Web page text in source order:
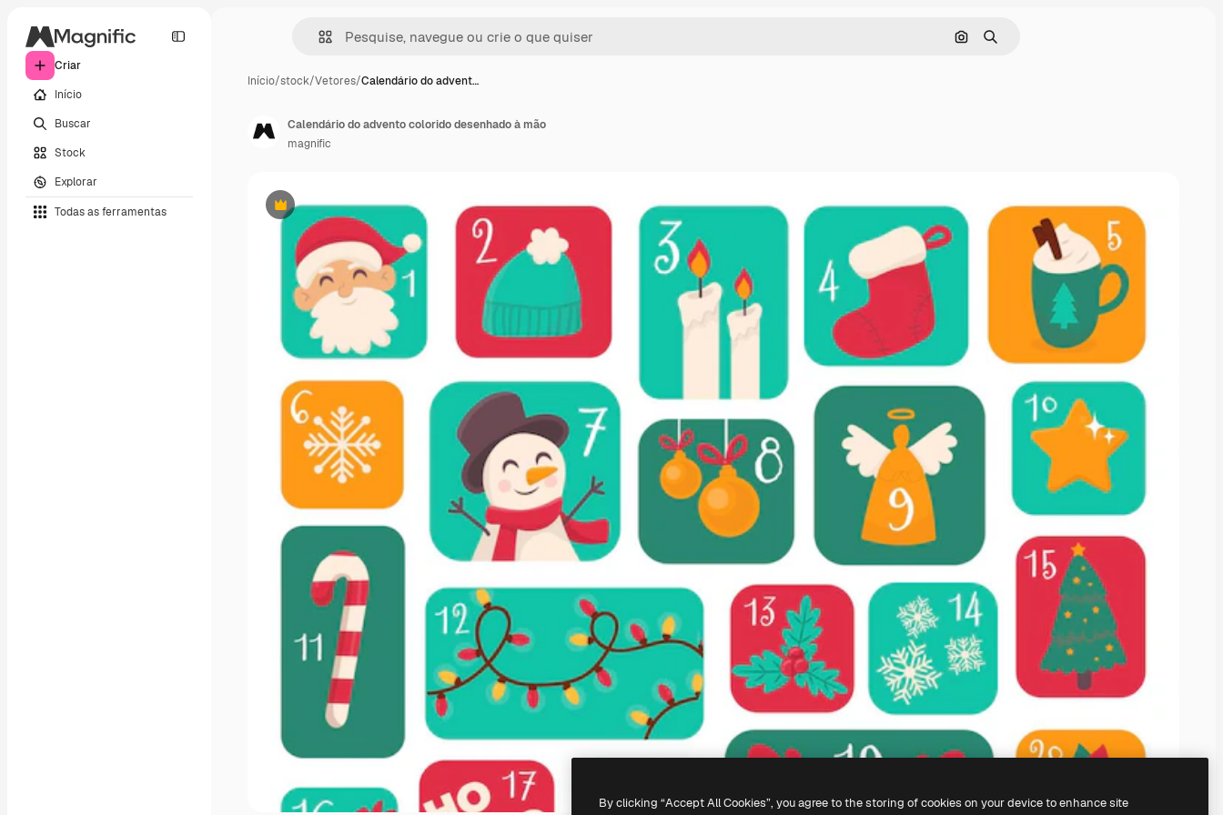
Criar
Início
Buscar
Stock
Explorar
Todas as ferramentas
Pesquisar por imagem
Buscar
Início/stock/Vetores/Calendário do advent…
Premium
Calendário do advento colorido desenhado à mão
magnific
By clicking “Accept All Cookies”, you agree to the storing of cookies on your device to enhance site